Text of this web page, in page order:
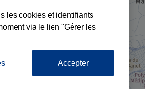
2
9
x3
les cookies et identifiants
via le lien "Gérer les
Accepter